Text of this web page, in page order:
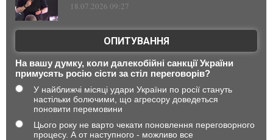
18.07.2026 09:27
ОПИТУВАННЯ
На вашу думку, коли далекобійні санкції України
примусять росію сісти за стіл переговорів?
У найближчі місяці удари України по росії стануть
настільки болючими, що агресору доведеться
поновити перемовини
Цього року не варто чекати поновлення переговорного
процесу. А от наступного - можливо все